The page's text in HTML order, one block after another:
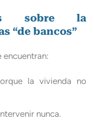
sobre la
“de bancos”
encuentran:
la vivienda no
nunca.